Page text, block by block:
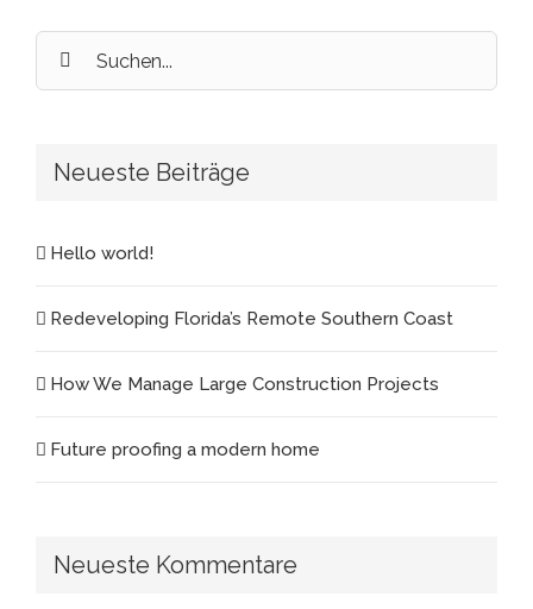
Suche
nach:
Neueste Beiträge
Hello world!
Redeveloping Florida’s Remote Southern Coast
How We Manage Large Construction Projects
Future proofing a modern home
Neueste Kommentare